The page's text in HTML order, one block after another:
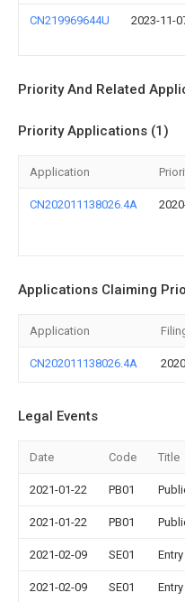
CN219969644U 2023-11-
Priority And Related
Priority Applications (1)
Application
CN202011138026.4A
Applications Claiming
Application
CN202011138026.4A
Legal Events
Date Code Title
2021-01-22 PB01
2021-01-22 PB01
2021-02-09 SE01
2021-02-09 SE01